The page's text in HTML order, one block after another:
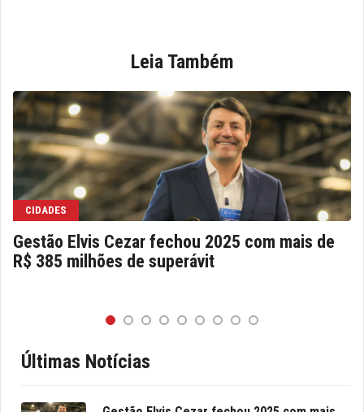
Leia Também
CIDADES
Gestão Elvis Cezar fechou 2025 com mais de
R$ 385 milhões de superávit
Últimas Notícias